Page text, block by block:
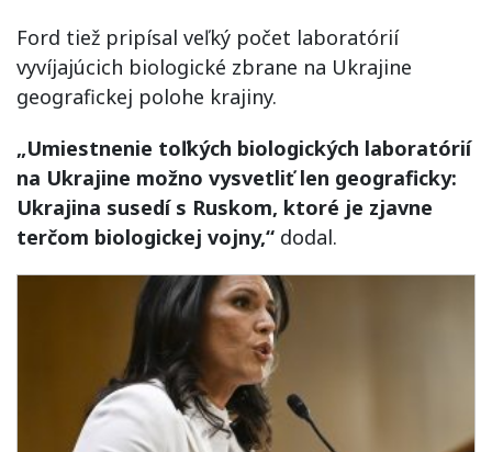
Ford tiež pripísal veľký počet laboratórií
vyvíjajúcich biologické zbrane na Ukrajine
geografickej polohe krajiny.
„Umiestnenie toľkých biologických laboratórií
na Ukrajine možno vysvetliť len geograficky:
Ukrajina susedí s Ruskom, ktoré je zjavne
terčom biologickej vojny,“ dodal.